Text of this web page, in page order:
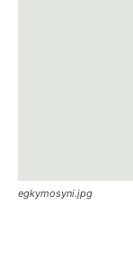
egkymosyni.jpg